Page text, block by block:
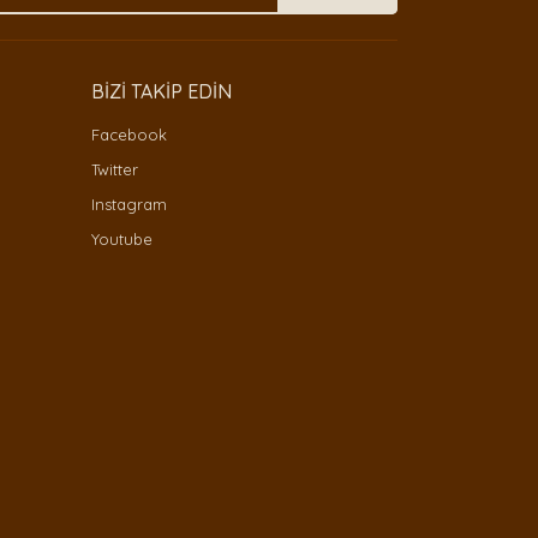
BİZİ TAKİP EDİN
Facebook
Twitter
Instagram
Youtube